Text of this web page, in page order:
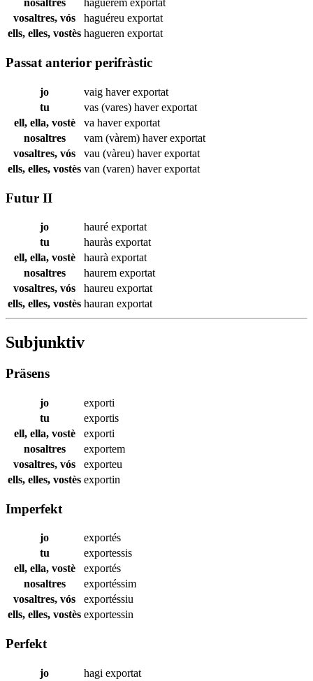
nosaltres haguérem exportat
vosaltres, vós
haguéreu exportat
ells, elles, vostès hagueren exportat
Passat anterior perifràstic
jo vaig haverexportat
tu
vas (vares) haverexportat
ell, ella, vostè
va haverexportat
nosaltres
vam (vàrem) haverexportat
vosaltres, vós
vau (vàreu) haverexportat
ells, elles, vostès van (varen) haverexportat
Futur II
jo hauré exportat
tu
hauràs exportat
ell, ella, vostè
haurà exportat
nosaltres
haurem exportat
vosaltres, vós
haureu exportat
ells, elles, vostès hauran exportat
Subjunktiv
Präsens
jo
exporti
tu
exportis
ell, ella, vostè
exporti
nosaltres
exportem
vosaltres, vós
exporteu
ells, elles, vostès exportin
Imperfekt
jo
exportés
tu
exportessis
ell, ella, vostè
exportés
nosaltres
exportéssim
vosaltres, vós
exportéssiu
ells, elles, vostès exportessin
Perfekt
jo hagi exportat